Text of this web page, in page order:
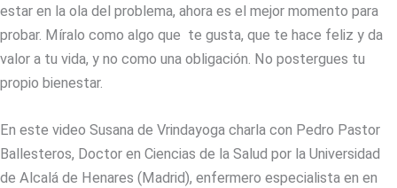
estar en la ola del problema, ahora es el mejor momento para
probar. Míralo como algo que te gusta, que te hace feliz y da
valor a tu vida, y no como una obligación. No postergues tu
propio bienestar.
En este video Susana de Vrindayoga charla con Pedro Pastor
Ballesteros, Doctor en Ciencias de la Salud por la Universidad
de Alcalá de Henares (Madrid), enfermero especialista en en